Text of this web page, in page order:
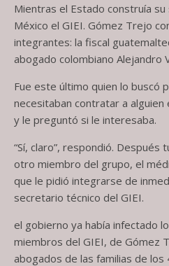
Mientras el Estado construía
México el GIEI. Gómez Trejo
integrantes: la fiscal
abogado colombiano Alejandro
Fue este último quien lo buscó
necesitaban contratar a alguien
y le preguntó si le interesaba.
“Sí, claro”, respondió. Después
otro miembro del grupo, el
que le pidió integrarse de
secretario técnico del GIEI.
el gobierno ya había infectado
miembros del GIEI, de Gómez
abogados de las familias de